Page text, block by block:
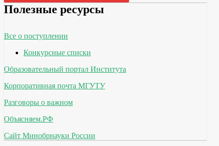
Полезные ресурсы
Все о поступлении
Конкурсные списки
Образовательный портал Института
Корпоративная почта МГУТУ
Разговоры о важном
Объясняем.РФ
Сайт Минобрнауки России